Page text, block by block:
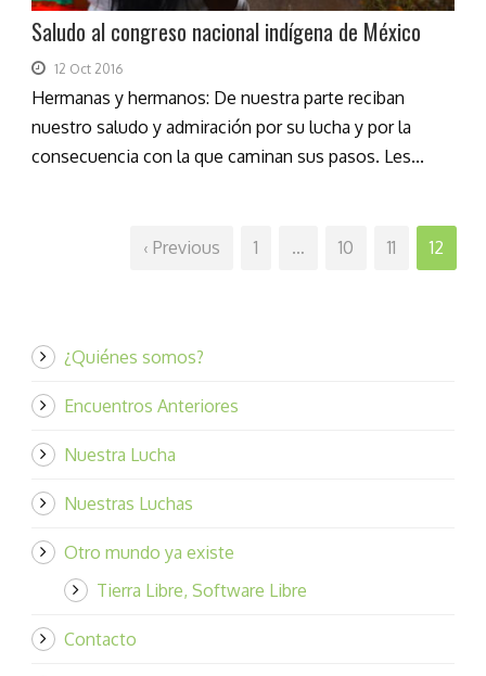
Saludo al congreso nacional indígena de México
12 Oct 2016
Hermanas y hermanos: De nuestra parte reciban
nuestro saludo y admiración por su lucha y por la
consecuencia con la que caminan sus pasos. Les...
‹ Previous 1 … 10 11 12
¿Quiénes somos?
Encuentros Anteriores
Nuestra Lucha
Nuestras Luchas
Otro mundo ya existe
Tierra Libre, Software Libre
Contacto